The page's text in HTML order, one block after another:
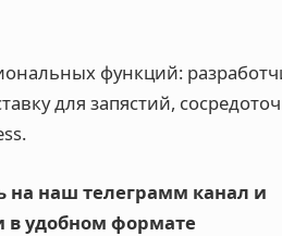
функций:
для запястий,
на наш телеграмм канал и
в удобном формате